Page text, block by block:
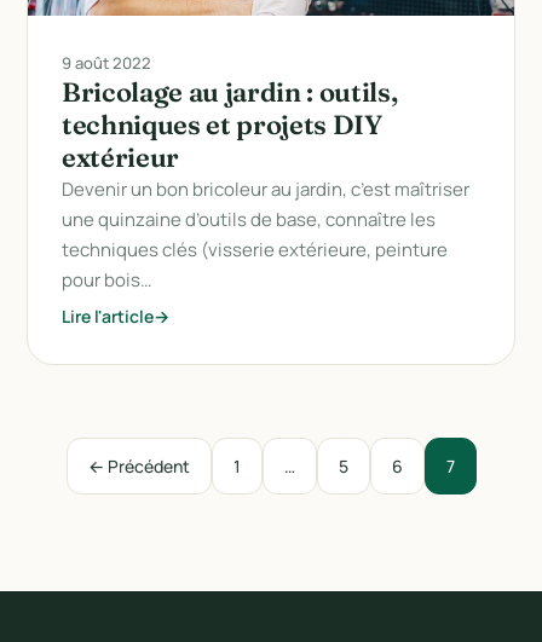
9 août 2022
Bricolage au jardin : outils,
techniques et projets DIY
extérieur
Devenir un bon bricoleur au jardin, c’est maîtriser
une quinzaine d’outils de base, connaître les
techniques clés (visserie extérieure, peinture
pour bois…
Lire l'article
← Précédent 1 … 5 6 7